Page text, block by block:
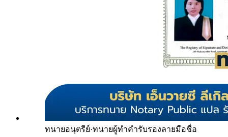
ทนายอนุตรีย์·ทนายผู้ทำคำรับรองลายมือชื่อ